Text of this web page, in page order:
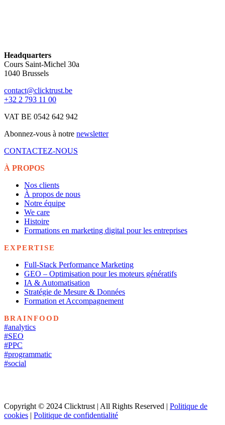
Headquarters
Cours Saint-Michel 30a
1040 Brussels
contact@clicktrust.be
+32 2 793 11 00
VAT BE 0542 642 942
Abonnez-vous à notre newsletter
CONTACTEZ-NOUS
À PROPOS
Nos clients
À propos de nous
Notre équipe
We care
Histoire
Formations en marketing digital pour les entreprises
EXPERTISE
Full-Stack Performance Marketing
GEO – Optimisation pour les moteurs génératifs
IA & Automatisation
Stratégie de Mesure & Données
Formation et Accompagnement
BRAINFOOD
#analytics
#SEO
#PPC
#programmatic
#social
Copyright © 2024 Clicktrust | All Rights Reserved | Politique de
cookies | Politique de confidentialité